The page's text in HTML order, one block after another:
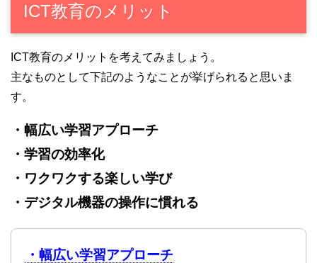
ICT教育のメリット
ICT教育のメリットを考えてみましょう。
主なものとして下記のようなことが挙げられると思いま
す。
・幅広い学習アプローチ
・学習の効率化
・ワクワクする楽しい学び
・デジタル機器の操作に慣れる
・幅広い学習アプローチ